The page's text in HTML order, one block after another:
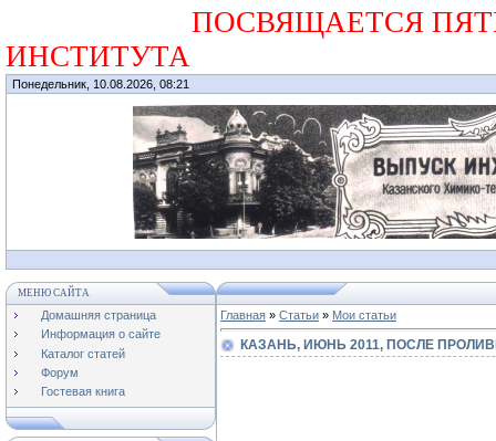
ПОСВЯЩАЕТСЯ
ИНСТИТУТА
Понедельник, 10.08.2026, 08:21
МЕНЮ САЙТА
Домашняя страница
Информация о сайте
Каталог статей
Форум
Гостевая книга
Главная » Статьи » Мои статьи
КАЗАНЬ, ИЮНЬ 2011, ПОСЛЕ